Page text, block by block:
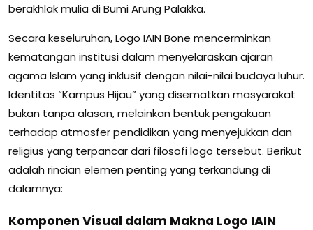
berakhlak mulia di Bumi Arung Palakka.
Secara keseluruhan, Logo IAIN Bone mencerminkan
kematangan institusi dalam menyelaraskan ajaran
agama Islam yang inklusif dengan nilai-nilai budaya luhur.
Identitas “Kampus Hijau” yang disematkan masyarakat
bukan tanpa alasan, melainkan bentuk pengakuan
terhadap atmosfer pendidikan yang menyejukkan dan
religius yang terpancar dari filosofi logo tersebut. Berikut
adalah rincian elemen penting yang terkandung di
dalamnya:
Komponen Visual dalam Makna Logo IAIN